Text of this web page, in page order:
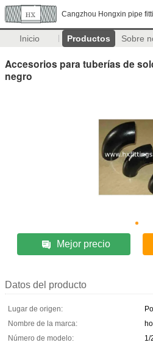
Cangzhou Hongxin pipe
Inicio Productos Sobre
Accesorios para tuberías de
negro
Mejor precio
Datos del producto
Lugar de origen:
Nombre de la marca:
Número de modelo:
1/